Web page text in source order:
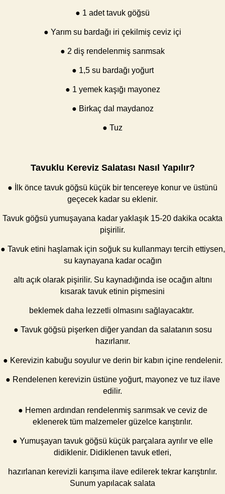
● 1 adet tavuk göğsü
● Yarım su bardağı iri çekilmiş ceviz içi
● 2 diş rendelenmiş sarımsak
● 1,5 su bardağı yoğurt
● 1 yemek kaşığı mayonez
● Birkaç dal maydanoz
● Tuz
Tavuklu Kereviz Salatası Nasıl Yapılır?
● İlk önce tavuk göğsü küçük bir tencereye konur ve üstünü
geçecek kadar su eklenir.
Tavuk göğsü yumuşayana kadar yaklaşık 15-20 dakika ocakta
pişirilir.
● Tavuk etini haşlamak için soğuk su kullanmayı tercih ettiysen,
su kaynayana kadar ocağın
altı açık olarak pişirilir. Su kaynadığında ise ocağın altını
kısarak tavuk etinin pişmesini
beklemek daha lezzetli olmasını sağlayacaktır.
● Tavuk göğsü pişerken diğer yandan da salatanın sosu
hazırlanır.
● Kerevizin kabuğu soyulur ve derin bir kabın içine rendelenir.
● Rendelenen kerevizin üstüne yoğurt, mayonez ve tuz ilave
edilir.
● Hemen ardından rendelenmiş sarımsak ve ceviz de
eklenerek tüm malzemeler güzelce karıştırılır.
● Yumuşayan tavuk göğsü küçük parçalara ayrılır ve elle
didiklenir. Didiklenen tavuk etleri,
hazırlanan kerevizli karışıma ilave edilerek tekrar karıştırılır.
Sunum yapılacak salata